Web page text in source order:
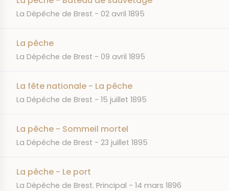
JOURNAL
La Dépêche de Brest DATE
02 avril 1895
La pêche
JOURNAL
La Dépêche de Brest DATE
09 avril 1895
La fête nationale - La pêche
JOURNAL
La Dépêche de Brest DATE
15 juillet 1895
La pêche - Sommeil mortel
JOURNAL
La Dépêche de Brest DATE
23 juillet 1895
La pêche - Le port
JOURNAL
La Dépêche de Brest. Principal DATE
14 mars 1896